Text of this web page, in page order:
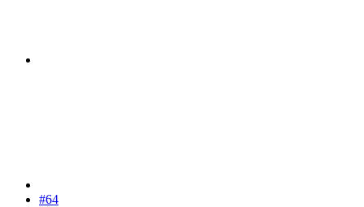
#64